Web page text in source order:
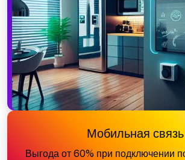
Мобильная связь
Выгода от 60% при подключении